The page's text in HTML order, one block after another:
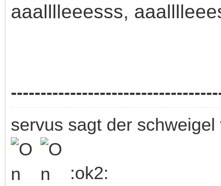
aaalllleeesss,
servus sagt der schweigel
:ok2: